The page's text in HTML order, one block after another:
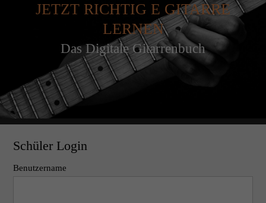
JETZT RICHTIG E GITARRE
LERNEN
Das Digitale Gitarrenbuch
Schüler Login
Benutzername